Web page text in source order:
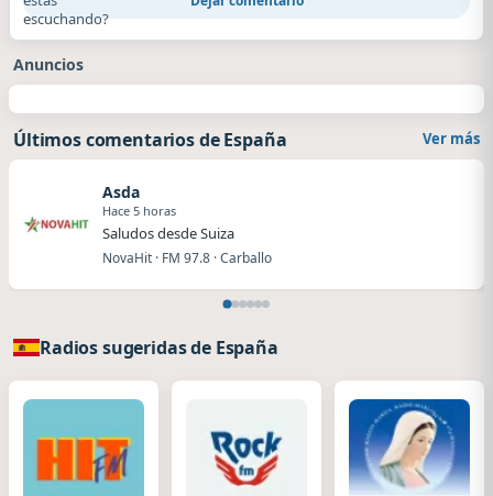
escuchando?
Anuncios
Últimos comentarios de España Ver más
Asda
Hace 5 horas
Saludos desde Suiza
NovaHit · FM 97.8 · Carballo
Radios sugeridas de España